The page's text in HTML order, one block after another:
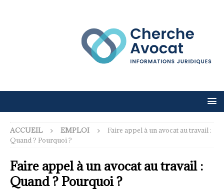
ACCUEIL EMPLOI
Faire appel à un avocat au travail :
Quand ? Pourquoi ?
Faire appel à un avocat au travail :
Quand ? Pourquoi ?